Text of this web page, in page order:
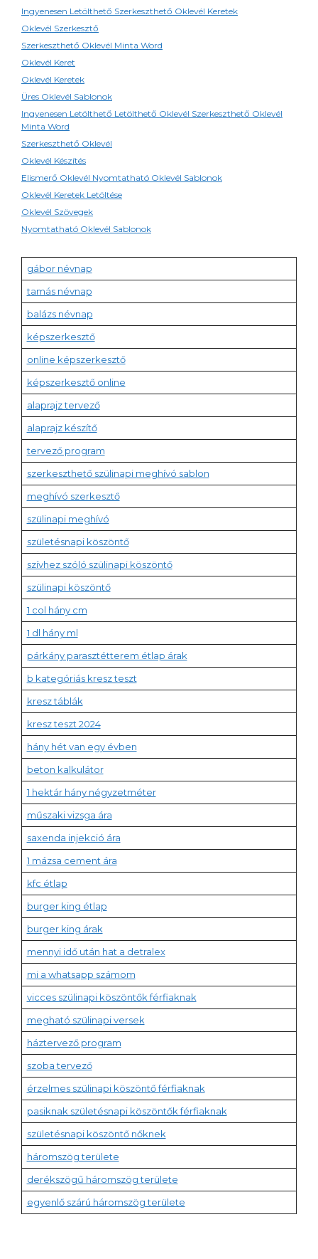
Ingyenesen Letölthető Szerkeszthető Oklevél Keretek
Oklevél Szerkesztő
Szerkeszthető Oklevél Minta Word
Oklevél Keret
Oklevél Keretek
Üres Oklevél Sablonok
Ingyenesen Letölthető Letölthető Oklevél Szerkeszthető Oklevél
Minta Word
Szerkeszthető Oklevél
Oklevél Készítés
Elismerő Oklevél Nyomtatható Oklevél Sablonok
Oklevél Keretek Letöltése
Oklevél Szövegek
Nyomtatható Oklevél Sablonok
gábor névnap
tamás névnap
balázs névnap
képszerkesztő
online képszerkesztő
képszerkesztő online
alaprajz tervező
alaprajz készítő
tervező program
szerkeszthető szülinapi meghívó sablon
meghívó szerkesztő
szülinapi meghívó
születésnapi köszöntő
szívhez szóló szülinapi köszöntő
szülinapi köszöntő
1 col hány cm
1 dl hány ml
párkány parasztétterem étlap árak
b kategóriás kresz teszt
kresz táblák
kresz teszt 2024
hány hét van egy évben
beton kalkulátor
1 hektár hány négyzetméter
műszaki vizsga ára
saxenda injekció ára
1 mázsa cement ára
kfc étlap
burger king étlap
burger king árak
mennyi idő után hat a detralex
mi a whatsapp számom
vicces szülinapi köszöntők férfiaknak
megható szülinapi versek
háztervező program
szoba tervező
érzelmes szülinapi köszöntő férfiaknak
pasiknak születésnapi köszöntők férfiaknak
születésnapi köszöntő nőknek
háromszög területe
derékszögű háromszög területe
egyenlő szárú háromszög területe